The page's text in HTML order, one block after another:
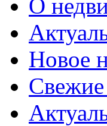
О
Новое